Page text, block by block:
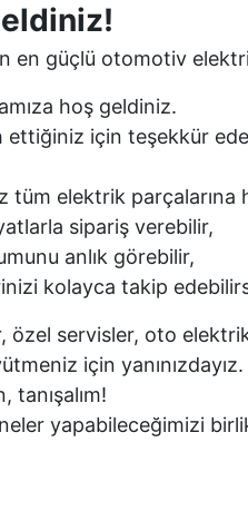
en güçlü otomotiv
hoş geldiniz.
ettiğiniz için teşekkür
tüm elektrik parçalarına
sipariş verebilir,
anlık görebilir,
kolayca takip
özel servisler, oto
için yanınızdayız.
tanışalım!
yapabileceğimizi